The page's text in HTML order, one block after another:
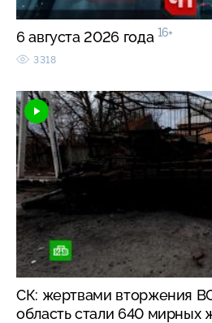
6 августа 2026 года 16+
3318
СК: жертвами вторжения
область стали 640 мирных